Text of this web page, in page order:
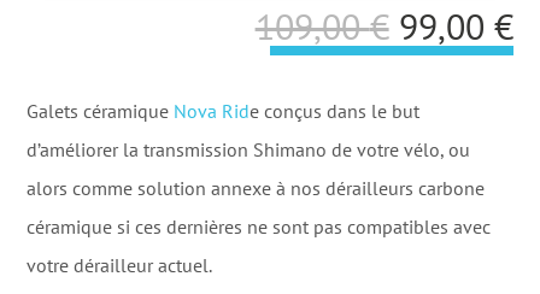
109,00€ Le
prix
initial
était :
109,00 €.
99,00 €
Galets céramique Nova Ride conçus dans le but
d’améliorer la transmission Shimano de votre vélo, ou
alors comme solution annexe à nos dérailleurs carbone
céramique si ces dernières ne sont pas compatibles avec
votre dérailleur actuel.